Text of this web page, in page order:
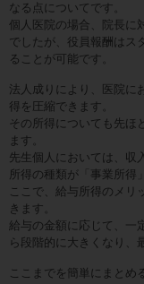
なる点についてです。
個人医院の場合、院長に
でしたが、役員報酬はス
ることが可能です。
法人成りにより、医院に
得を圧縮できます。
その所得についても先ほ
ます。
先生個人においては、収
所得の種類が「事業所得
ここで、給与所得のメリ
きます。
給与の金額に応じて、一
ら段階的に大きくなり、
ここまでを簡単にまとめ